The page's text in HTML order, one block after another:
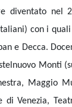
diventato nel
con i
e Decca.
Monti
Maggio
di Venezia,